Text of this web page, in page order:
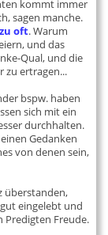
kommt immer
sagen manche.
oft. Warum
und das
Qual, und die
zu ertragen...
bspw. haben
sich mit ein
durchhalten.
Gedanken
von denen sein,
überstanden,
eingelebt und
Predigten Freude.